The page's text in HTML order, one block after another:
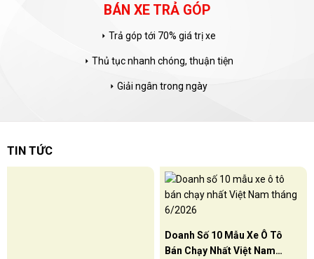
CAM KẾT CHẤT LƯỢNG
Không bán xe tai nạn, đâm đụng
arrow_right Không bán xe ngập nước, thuỷ kích
arrow_rightĐộng cơ nguyên bản
TIN TỨC
Doanh Số 10 Mẫu Xe Ô Tô
Bán Chạy Nhất Việt Nam